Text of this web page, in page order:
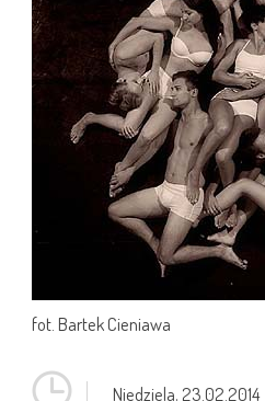
fot. Bartek Cieniawa
Niedziela,23.02.2014